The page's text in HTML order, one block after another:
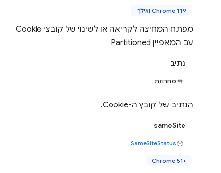
Chrome 119 ואילך
מפתח המחיצה לקריאה או לשינוי של קובצי Cookie
עם המאפיין Partitioned.
נתיב
מחרוזת
הנתיב של קובץ ה-Cookie.
sameSite
SameSiteStatus
Chrome 51+‎